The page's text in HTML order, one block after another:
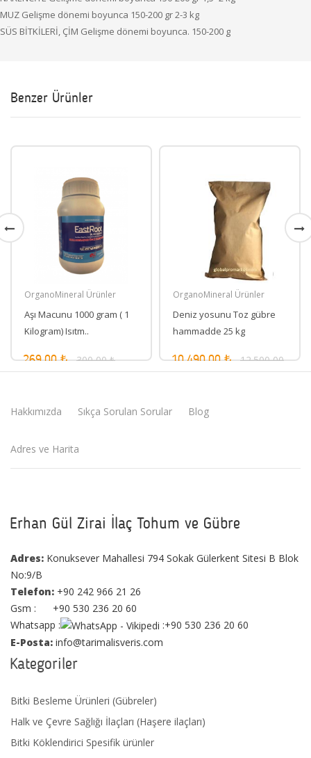
MUZ Gelişme dönemi boyunca 150-200 gr 2-3 kg
SÜS BİTKİLERİ, ÇİM Gelişme dönemi boyunca. 150-200 g
Benzer Ürünler
OrganoMineral Ürünler
Aşı Macunu 1000 gram ( 1
Kilogram) Isıtm..
269,00 ₺ 300,00 ₺
OrganoMineral Ürünler
Deniz yosunu Toz gübre
hammadde 25 kg
10.490,00 ₺
12.500,00
Hakkımızda Sıkça Sorulan Sorular Blog
Adres ve Harita
Erhan Gül Zirai İlaç Tohum ve Gübre
Adres: Konuksever Mahallesi 794 Sokak Gülerkent Sitesi B Blok
No:9/B
Telefon: +90 242 966 21 26
Gsm : +90 530 236 20 60
Whatsapp :
:+90 530 236 20 60
E-Posta: info@tarimalisveris.com
Kategoriler
Bitki Besleme Ürünleri (Gübreler)
Halk ve Çevre Sağlığı İlaçları (Haşere ilaçları)
Bitki Köklendirici Spesifik ürünler